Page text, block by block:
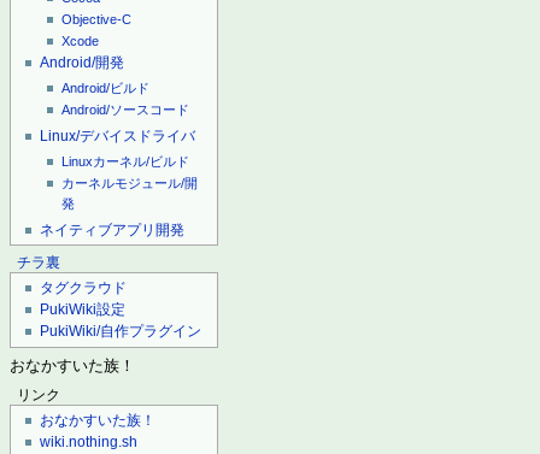
Objective-C
Xcode
Android/開発
Android/ビルド
Android/ソースコード
Linux/デバイスドライバ
Linuxカーネル/ビルド
カーネルモジュール/開
発
ネイティブアプリ開発
チラ裏
タグクラウド
PukiWiki設定
PukiWiki/自作プラグイン
おなかすいた族！
リンク
おなかすいた族！
wiki.nothing.sh